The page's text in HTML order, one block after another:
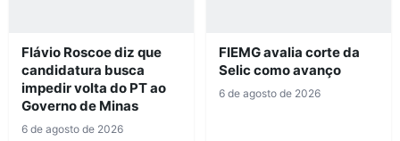
Flávio Roscoe diz que
candidatura busca
impedir volta do PT ao
Governo de Minas
6 de agosto de 2026
FIEMG avalia corte da
Selic como avanço
6 de agosto de 2026